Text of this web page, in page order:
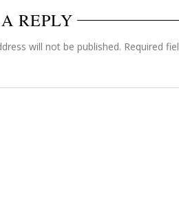
REPLY
will not be published. Required